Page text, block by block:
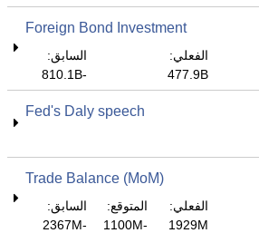
Foreign Bond Investment
الفعلي:
477.9B
السابق:
-810.1B
Fed's Daly speech
Trade Balance (MoM)
الفعلي:
1929M
المتوقع:
-1100M
السابق:
-2367M